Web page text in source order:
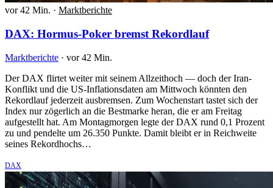
vor 42 Min. · Marktberichte
DAX: Hormus-Poker bremst Rekordlauf
Marktberichte · vor 42 Min.
Der DAX flirtet weiter mit seinem Allzeithoch — doch der Iran-
Konflikt und die US-Inflationsdaten am Mittwoch könnten den
Rekordlauf jederzeit ausbremsen. Zum Wochenstart tastet sich der
Index nur zögerlich an die Bestmarke heran, die er am Freitag
aufgestellt hat. Am Montagmorgen legte der DAX rund 0,1 Prozent
zu und pendelte um 26.350 Punkte. Damit bleibt er in Reichweite
seines Rekordhochs…
DAX